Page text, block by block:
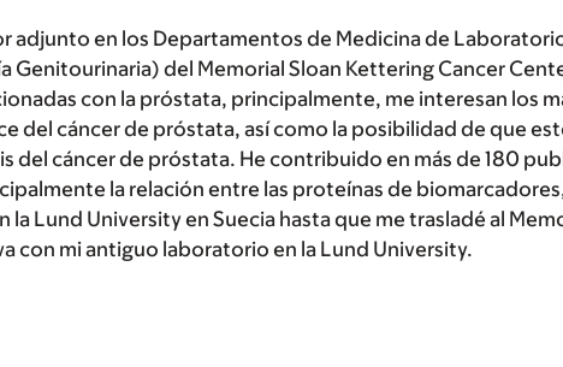
adjunto en los Departamentos de Medicina de
Genitourinaria) del Memorial Sloan Kettering Cancer
con la próstata, principalmente, me interesan los
del cáncer de próstata, así como la posibilidad de que
del cáncer de próstata. He contribuido en más de 180
la relación entre las proteínas de
Lund University en Suecia hasta que me trasladé al
con mi antiguo laboratorio en la Lund University.